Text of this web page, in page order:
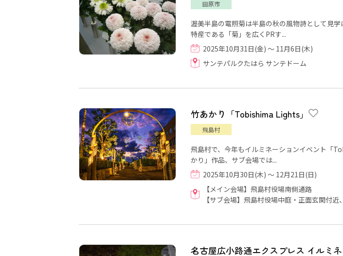
田原市
渥美半島の電照菊は半島の秋の風物詩として見
特産である「菊」を広くPRす...
2025年10月31日(金) ～ 11月6日(木)
サンテパルクたはら サンテドーム
竹あかり「Tobishima Lights」
飛島村
飛島村で、今年もイルミネーションイベント「
かり」作品、サブ会場では...
2025年10月30日(木) ～ 12月21日(日)
【メイン会場】飛島村役場南側通路
【サブ会場】飛島村役場中庭・正面玄関付
名古屋広小路通エクスプレス イルミ